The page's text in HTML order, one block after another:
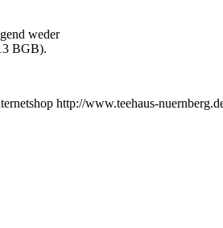
weder
BGB).
http://www.teehaus-